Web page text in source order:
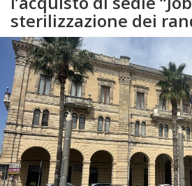
sterilizzazione dei